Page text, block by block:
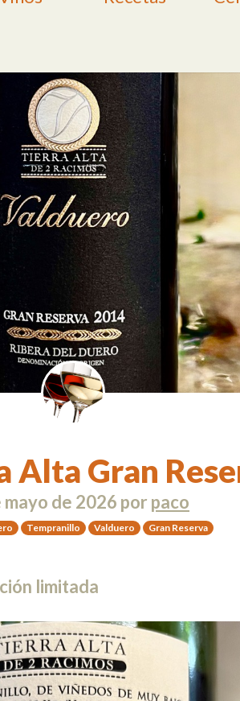
Alta Gran
mayo de 2026 por paco
Tempranillo Valduero Gran Reserva
limitada